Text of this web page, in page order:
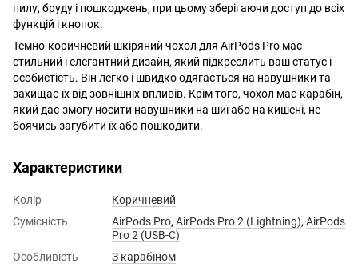
пилу, бруду і пошкоджень, при цьому зберігаючи доступ до всіх
функцій і кнопок.
Темно-коричневий шкіряний чохол для AirPods Pro має
стильний і елегантний дизайн, який підкреслить ваш статус і
особистість. Він легко і швидко одягається на навушники та
захищає їх від зовнішніх впливів. Крім того, чохол має карабін,
який дає змогу носити навушники на шиї або на кишені, не
боячись загубити їх або пошкодити.
Характеристики
Колір
Коричневий
Сумісність
AirPods Pro, AirPods Pro 2 (Lightning), AirPods
Pro 2 (USB-C)
Особливість
З карабіном